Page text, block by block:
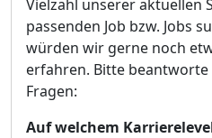
Vielzahl unserer aktuellen
passenden Job bzw. Jobs
würden wir gerne noch
erfahren. Bitte
Fragen:
Auf welchem